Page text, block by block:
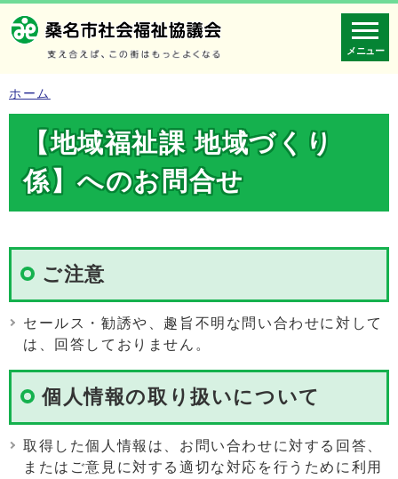
メニュー
ホーム
【地域福祉課 地域づくり
係】へのお問合せ
ご注意
セールス・勧誘や、趣旨不明な問い合わせに対して
は、回答しておりません。
個人情報の取り扱いについて
取得した個人情報は、お問い合わせに対する回答、
またはご意見に対する適切な対応を行うために利用